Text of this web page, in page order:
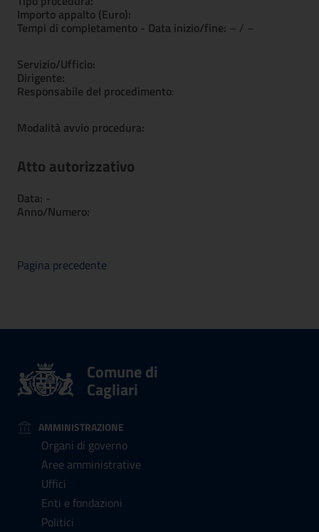
Importo appalto (Euro):
Tempi di completamento - Data inizio/fine: – / –
Servizio/Ufficio:
Dirigente:
Responsabile del procedimento:
Modalità avvio procedura:
Atto autorizzativo
Data: -
Anno/Numero:
Pagina precedente
Comune di
Cagliari
AMMINISTRAZIONE
Organi di governo
Aree amministrative
Uffici
Enti e fondazioni
Politici